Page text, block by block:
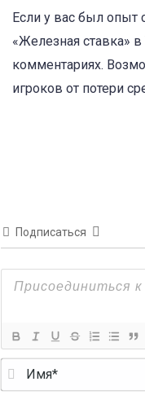
Если у вас был опыт
«Железная ставка»
комментариях.
игроков от потери
Подписаться